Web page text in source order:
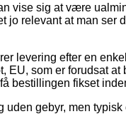
vise sig at være
jo relevant at man ser
levering efter en
EU, som er forudsat
bestillingen fikset
uden gebyr, men